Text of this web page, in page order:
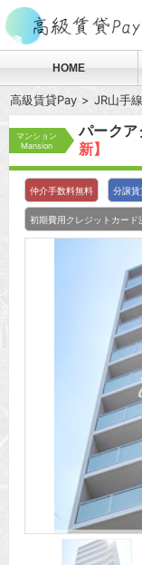
HOME
高級賃貸Pay JR山手線
マンション
Mansion
パークア
新】
仲介手数料無料 分譲賃
初期費用クレジットカード